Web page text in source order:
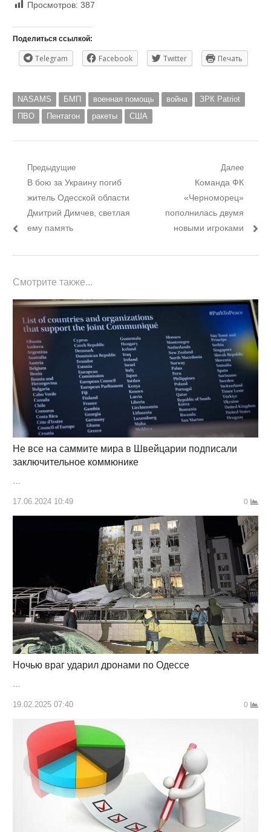
Просмотров: 387
Поделиться ссылкой:
Telegram Facebook Twitter Печать
NASAMS БМП военная помощь война
ЗРК Patriot
ПВО
Пентагон ракеты США
Навигация
по
записям
Предыдущие
Предыдущий
пост:
В бою за Украину погиб
житель Одесской области
Дмитрий Димчев, светлая
ему память
Далее
Следующий
пост:
Команда ФК
«Черноморец»
пополнилась двумя
новыми игроками
Смотрите также...
Не все на саммите мира в Швейцарии подписали
заключительное коммюнике
17.06.2024 10:49 0
Ночью враг ударил дронами по Одессе
…
19.02.2025 07:40 0